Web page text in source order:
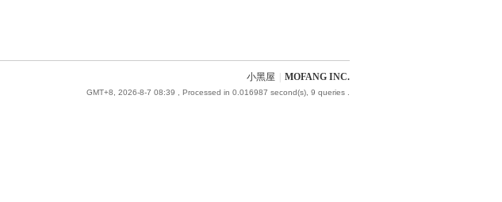
小黑屋 MOFANG INC.
GMT+8, 2026-8-7 08:39 , Processed in 0.016987 second(s), 9 queries .